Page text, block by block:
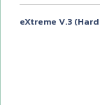
eXtreme V.3